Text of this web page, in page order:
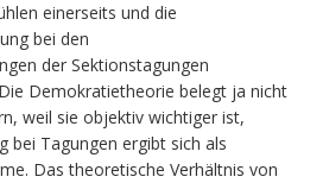
einerseits und die
bei den
der Sektionstagungen
Demokratietheorie belegt ja nicht
weil sie objektiv wichtiger ist,
bei Tagungen ergibt sich als
Das theoretische Verhältnis von